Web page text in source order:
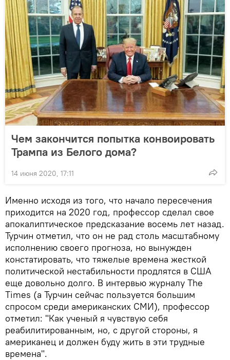
Чем закончится попытка конвоировать
Трампа из Белого дома?
14 июня 2020, 17:11
Именно исходя из того, что начало пересечения
приходится на 2020 год, профессор сделал свое
апокалиптическое предсказание восемь лет назад.
Турчин отметил, что он не рад столь масштабному
исполнению своего прогноза, но вынужден
констатировать, что тяжелые времена жесткой
политической нестабильности продлятся в США
еще довольно долго. В интервью журналу The
Times (а Турчин сейчас пользуется большим
спросом среди американских СМИ), профессор
отметил: "Как ученый я чувствую себя
реабилитированным, но, с другой стороны, я
американец и должен буду жить в эти трудные
времена".